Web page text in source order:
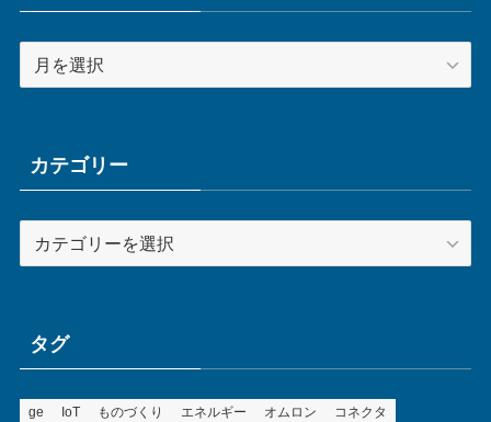
ー
ブカテゴリー
テ
ータグ
ge IoT ものづくり エネルギー オムロン コネクタ